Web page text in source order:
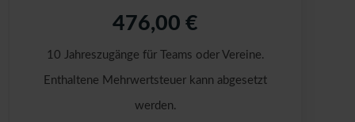
476,00 €
10 Jahreszugänge für Teams oder Vereine.
Enthaltene Mehrwertsteuer kann abgesetzt
werden.